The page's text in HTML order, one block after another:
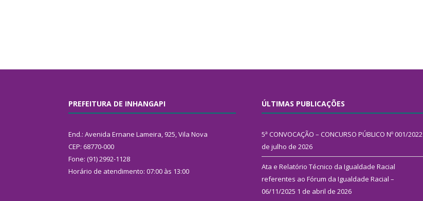
PREFEITURA DE INHANGAPI
End.: Avenida Ernane Lameira, 925, Vila Nova
CEP: 68770-000
Fone: (91) 2992-1128
Horário de atendimento: 07:00 às 13:00
ÚLTIMAS PUBLICAÇÕES
5ª CONVOCAÇÃO – CONCURSO PÚBLICO Nº 001/2022
de julho de 2026
Ata e Relatório Técnico da Igualdade Racial
referentes ao Fórum da Igualdade Racial –
06/11/2025 1 de abril de 2026